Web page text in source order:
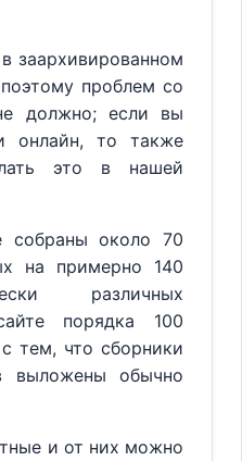
заархивированном
проблем со
должно; если вы
онлайн, то также
это в нашей
собраны около 70
на примерно 140
различных
порядка 100
тем, что сборники
выложены обычно
и от них можно